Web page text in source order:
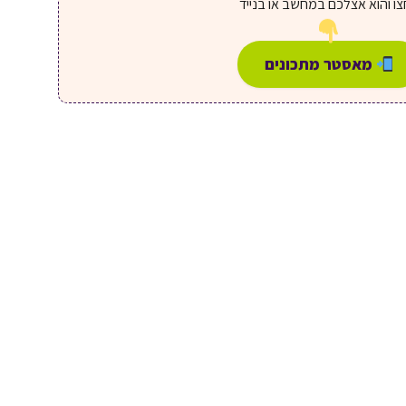
והוא אצלכם במחשב או בנייד
מאסטר מתכונים